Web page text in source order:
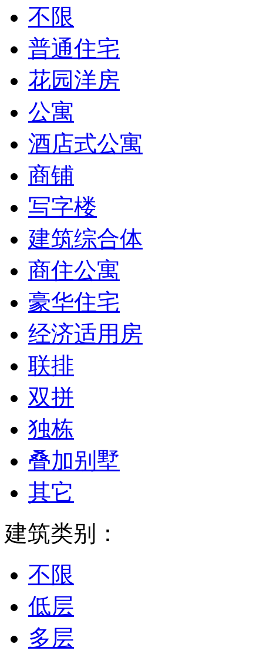
不限
普通住宅
花园洋房
公寓
酒店式公寓
商铺
写字楼
建筑综合体
商住公寓
豪华住宅
经济适用房
联排
双拼
独栋
叠加别墅
其它
建筑类别：
不限
低层
多层